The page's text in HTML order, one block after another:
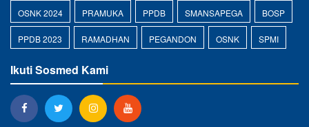
OSNK 2024 PRAMUKA PPDB SMANSAPEGA BOSP
PPDB 2023 RAMADHAN PEGANDON OSNK SPMI
Ikuti Sosmed Kami